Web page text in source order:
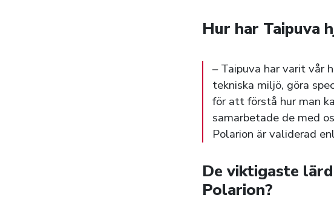
Hur har Taipuva
– Taipuva har varit vår
tekniska miljö, göra
för att förstå hur man
samarbetade de med
Polarion är validerad
De viktigaste
Polarion?